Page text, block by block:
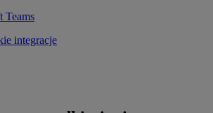
Teams
integracje